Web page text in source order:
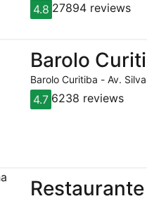
4.8 27894 reviews
Barolo
Barolo Curitiba - Av.
4.7 6238 reviews